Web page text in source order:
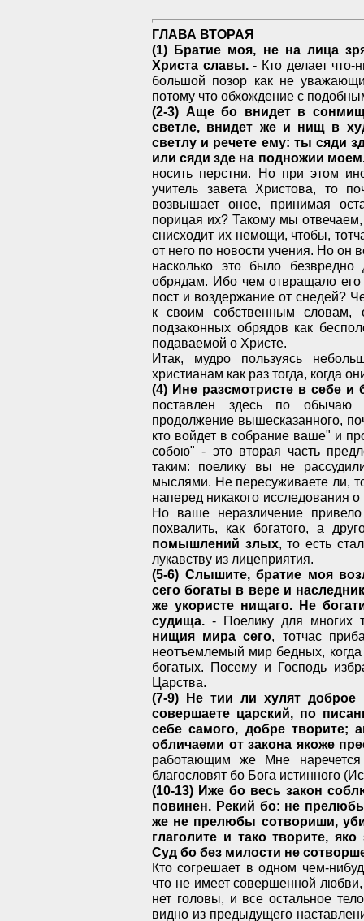
ГЛАВА ВТОРАЯ
(1) Братие моя, не на лица
Христа славы.- Кто делает что-
большой позор как не
потому что обхождение с
(2-3) Аще бо внидет в
светле, внидет же и нищ в
светлу и речете ему: ты сяди
или сяди зде на подножии
носить перстни. Но при этом
учитель завета Христова, то
возвышает оное, принимая
порицая их? Такому мы
снисходит их немощи, чтобы,
от него по новости учения. Но он
насколько это было
обрядам. Ибо чем отвращало
пост и воздержание от снедей?
к своим собственным словам,
подзаконных обрядов как
подаваемой о Христе.
Итак, мудро пользуясь
христианам как раз тогда, когда
(4) Ине разсмотристе в себе
поставлен здесь по обычаю
продолжение вышесказанного,
кто войдет в собрание ваше" и
собою" - это вторая часть
таким: поелику вы не
мыслями. Не пересуживаете ли,
наперед никакого исследования
Но ваше неразличение
похвалить, как богатого, а
помышлений злых, то есть
лукавству из лицеприятия.
(5-6) Слышите, братие моя
сего богаты в вере и
же укористе нищаго. Не
судища. - Поелику для многих
нищия мира сего, тотчас
неотъемлемый мир бедных,
богатых. Посему и Господь
Царства.
(7-9) Не тии ли хулят
совершаете царский, по
себе самого, добре творите;
обличаеми от закона якоже
работающим же Мне
благословят бо Бога истинного
(10-13) Иже бо весь закон
повинен. Рекий бо: не
же не прелюбы сотвориши,
глаголите и тако творите,
Суд бо без милости не
Кто согрешает в одном чем-
что не имеет совершенной любви,
нет головы, и все остальное
видно из предыдущего